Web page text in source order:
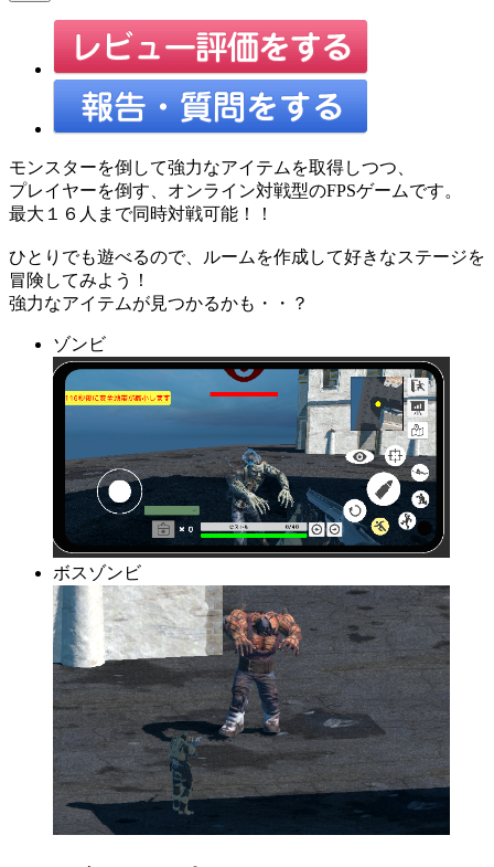
モンスターを倒して強力なアイテムを取得しつつ、
プレイヤーを倒す、オンライン対戦型のFPSゲームです。
最大１６人まで同時対戦可能！！
ひとりでも遊べるので、ルームを作成して好きなステージを
冒険してみよう！
強力なアイテムが見つかるかも・・？
ゾンビ
ボスゾンビ